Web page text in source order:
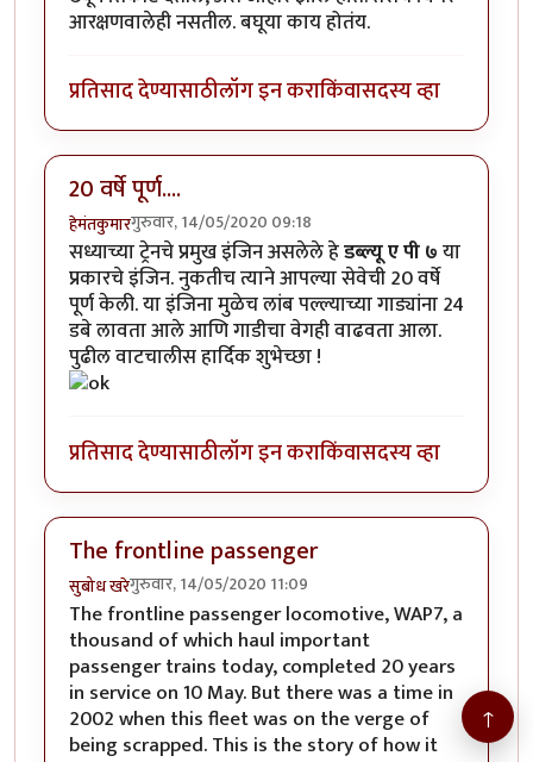
आरक्षणवालेही नसतील. बघूया काय होतंय.
प्रतिसाद देण्यासाठीलॉग इन कराकिंवासदस्य व्हा
20 वर्षे पूर्ण....
हेमंतकुमारगुरुवार, 14/05/2020 09:18
सध्याच्या ट्रेनचे प्रमुख इंजिन असलेले हेडब्ल्यू ए पी ७या
प्रकारचे इंजिन. नुकतीच त्याने आपल्या सेवेची 20 वर्षे
पूर्ण केली. या इंजिना मुळेच लांब पल्ल्याच्या गाड्यांना 24
डबे लावता आले आणि गाडीचा वेगही वाढवता आला.
पुढील वाटचालीस हार्दिक शुभेच्छा !
प्रतिसाद देण्यासाठीलॉग इन कराकिंवासदस्य व्हा
The frontline passenger
सुबोध खरेगुरुवार, 14/05/2020 11:09
The frontline passenger locomotive, WAP7, a
thousand of which haul important
passenger trains today, completed 20 years
in service on 10 May. But there was a time in
2002 when this fleet was on the verge of
being scrapped. This is the story of how it
↑